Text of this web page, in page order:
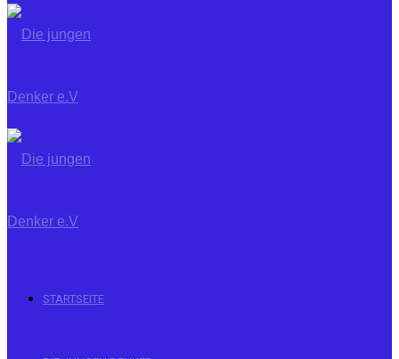
STARTSEITE